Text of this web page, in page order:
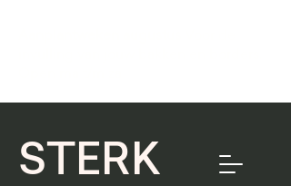
STERK